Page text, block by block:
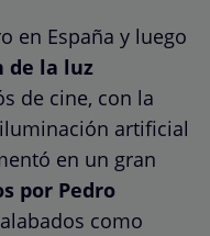
en España y luego
de la luz
de cine, con la
artificial
en un gran
por Pedro
como